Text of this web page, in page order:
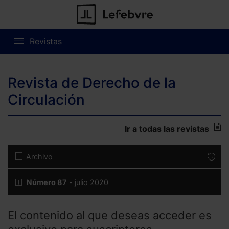
Revistas
Revista de Derecho de la
Circulación
Ir a todas las revistas
Archivo
Número 87 - julio 2020
El contenido al que deseas acceder es